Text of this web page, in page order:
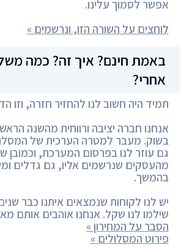
אפשר לסמוך עלינו.
לוחצים על השורה הזו, ונרשמים »
באמת חינם? איך זה? כמה
אחרי?
תמיד היה חשוב לנו להחזיר חזרה, וזו
אנחנו חברה יציבה ורווחית מהשנה
בשוק. מעבר למטרה הערכית של
גם עוזר לנו בפרסום המערכת, וכמובן
מהעסקים שנרשמים אליו, גם גדלים
בהמשך.
יש לנו לקוחות שנמצאים איתנו כבר
שילמו לנו שקל. אנחנו אוהבים אותם
הסבר על המחירון »
פירוט המסלולים »